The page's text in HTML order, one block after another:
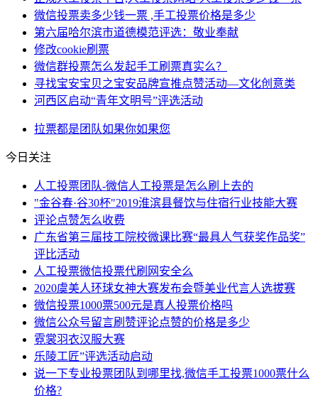
微信投票卖多少钱一票 ,手工投票价格是多少
第六届哈尔滨市道德模范评选：敬业奉献
修改cookie刷票
微信群投票怎么发起手工刷票真实么？
寻找宝安宝贝之宝安品牌宣推点赞活动—文化创意类
河西区启动“青年文明号”评选活动
拉票都是 团队如果你如果您
今日关注
人工投票团队-微信人工投票是怎么刷上去的
"金谷春·谷30杯"2019淮滨县餐饮与住宿行业技能大赛
评论点赞怎么收费
广东省第三届技工院校微课比赛“最具人气获奖作品奖”
评比活动
人工投票微信投票代刷网安全么
2020虞美人环球女神大赛发布会暨美业代言人选拔赛
微信投票1000票500元是真人投票价格吗
微信公众号留言刷赞评论点赞的价格是多少
霓裳羽衣汉服大赛
乐陵工匠”评选活动启动
说一下专业投票团队到哪里找,微信手工投票1000票什么
价格?